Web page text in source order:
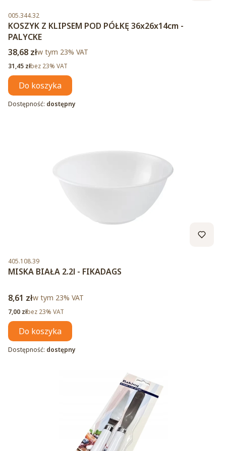
Kod produktu
005.344.32
KOSZYK Z KLIPSEM POD PÓŁKĘ 36x26x14cm -
PALYCKE
Cena brutto
38,68 złw tym %s VAT
w tym 23% VAT
Cena netto
31,45 złbez 23% VAT
Do koszyka
Dostępność: dostępny
Kod produktu
405.108.39
MISKA BIAŁA 2.2l - FIKADAGS
Cena brutto
8,61 złw tym %s VAT
w tym 23% VAT
Cena netto
7,00 złbez 23% VAT
Do koszyka
Dostępność: dostępny